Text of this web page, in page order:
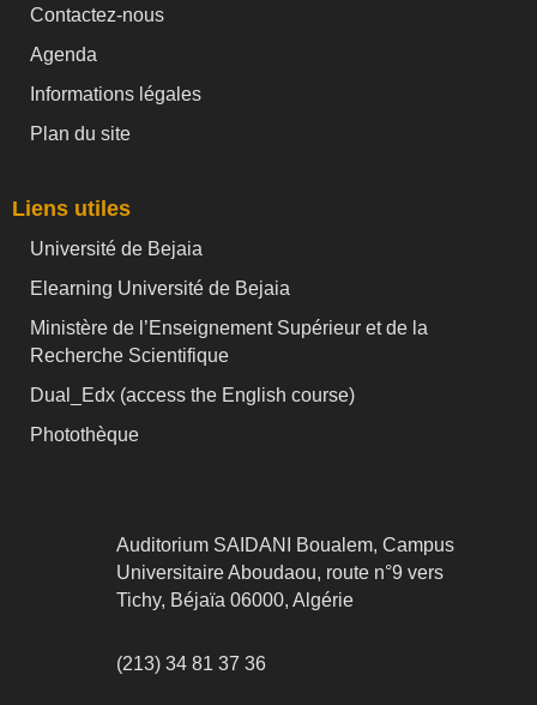
Contactez-nous
Agenda
Informations légales
Plan du site
Liens utiles
Université de Bejaia
Elearning Université de Bejaia
Ministère de l’Enseignement Supérieur et de la
Recherche Scientifique
Dual_Edx (access the English course)
Photothèque
Auditorium SAIDANI Boualem, Campus
Universitaire Aboudaou, route n°9 vers
Tichy, Béjaïa 06000, Algérie
(213) 34 81 37 36